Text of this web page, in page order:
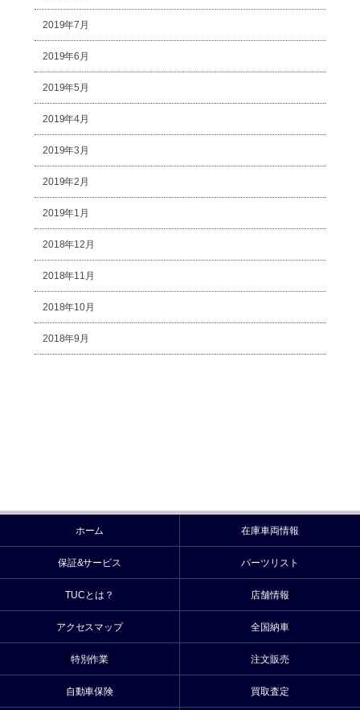
2019年7月
2019年6月
2019年5月
2019年4月
2019年3月
2019年2月
2019年1月
2018年12月
2018年11月
2018年10月
2018年9月
ホーム 在庫車両情報
保証&サービス パーツリスト
TUCとは？ 店舗情報
アクセスマップ 全国納車
特別作業 注文販売
自動車保険 買取査定